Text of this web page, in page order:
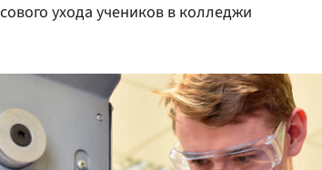
ухода учеников в колледжи